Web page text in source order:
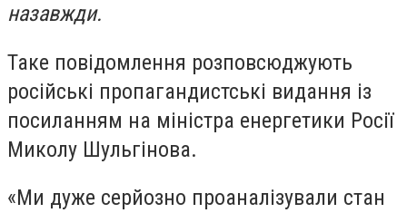
назавжди.
Таке повідомлення розповсюджують
російські пропагандистські видання із
посиланням на міністра енергетики Росії
Миколу Шульгінова.
«Ми дуже серйозно проаналізували стан